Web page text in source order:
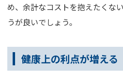
め、余計なコストを抱えたくな
うが良いでしょう。
健康上の利点が増える